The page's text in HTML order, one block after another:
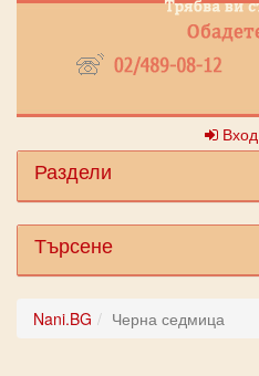
Вход
Раздели
Търсене
Nani.BG Черна седмица